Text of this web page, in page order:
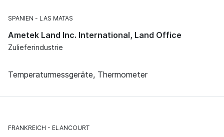
SPANIEN LAS MATAS
Ametek Land Inc. International, Land Office
Zulieferindustrie
Temperaturmessgeräte, Thermometer
FRANKREICH ELANCOURT